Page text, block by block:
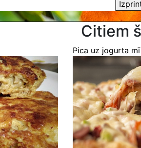
Citiem
Pica uz jogurta